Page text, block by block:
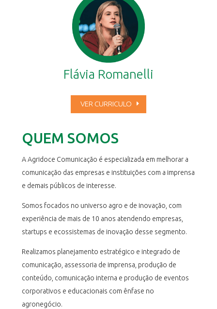
Flávia Romanelli
VER CURRICULO
QUEM SOMOS
A Agridoce Comunicação é especializada em melhorar a
comunicação das empresas e instituições com a imprensa
e demais públicos de interesse.
Somos focados no universo agro e de inovação, com
experiência de mais de 10 anos atendendo empresas,
startups e ecossistemas de inovação desse segmento.
Realizamos planejamento estratégico e integrado de
comunicação, assessoria de imprensa, produção de
conteúdo, comunicação interna e produção de eventos
corporativos e educacionais com ênfase no
agronegócio.